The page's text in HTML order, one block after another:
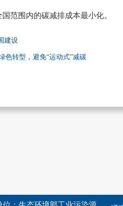
范围内的碳减排成本最小化。
建设
色转型，避免“运动式”减碳